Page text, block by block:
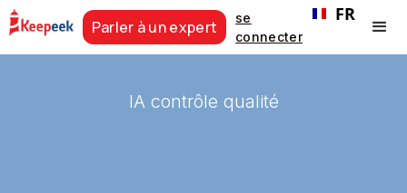
Parler à un expert
se
connecter
FR
IA contrôle qualité